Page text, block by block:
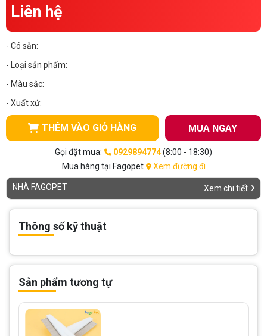
spa cho thú cưng
Chính sách mua hàng
Chính sách bảo hành Chính sách bảo mật
Chính sách đổi trả
LIÊN HỆ
TỔNG ĐÀI TƯ VẤN
Liên hệ
- Có sẵn:
- Loại sản phẩm:
- Màu sắc:
- Xuất xứ:
THÊM VÀO GIỎ HÀNG MUA NGAY
Gọi đặt mua: 0929894774(8:00 - 18:30)
Mua hàng tại Fagopet
Xem đường đi
NHÀ FAGOPET Xem chi tiết
Thông số kỹ thuật
Sản phẩm tương tự